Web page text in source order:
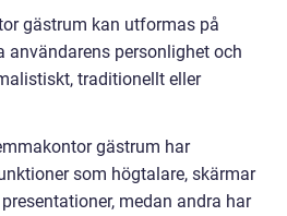
gästrum kan utformas på
personlighet och
traditionellt eller
gästrum har
som högtalare, skärmar
medan andra har